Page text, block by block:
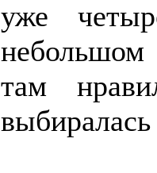
уже
там
выбиралась